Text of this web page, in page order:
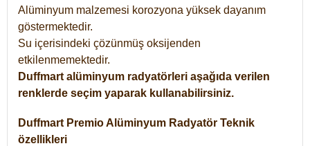
Alüminyum malzemesi korozyona yüksek dayanım
göstermektedir.
Su içerisindeki çözünmüş oksijenden
etkilenmemektedir.
Duffmart alüminyum radyatörleri aşağıda verilen
renklerde seçim yaparak kullanabilirsiniz.
Duffmart Premio Alüminyum Radyatör Teknik
özellikleri